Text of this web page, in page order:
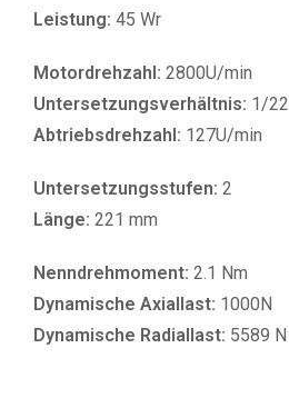
Leistung: 45 Wr
Motordrehzahl: 2800U/min
Untersetzungsverhältnis: 1/22
Abtriebsdrehzahl: 127U/min
Untersetzungsstufen: 2
Länge: 221 mm
Nenndrehmoment: 2.1 Nm
Dynamische Axiallast: 1000N
Dynamische Radiallast: 5589 N